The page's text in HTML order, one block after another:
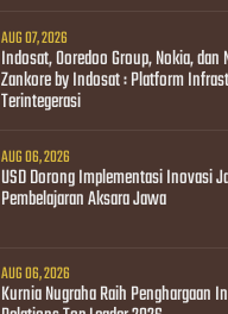
AUG 07, 2026
Indosat, Ooredoo Group, Nokia, dan
Zankore by Indosat : Platform
Terintegerasi
AUG 06, 2026
USD Dorong Implementasi Inovasi
Pembelajaran Aksara Jawa
AUG 06, 2026
Kurnia Nugraha Raih Penghargaan